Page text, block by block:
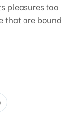
pleasures too
that are bound